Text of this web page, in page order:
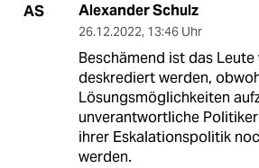
AS Alexander Schulz
26.12.2022, 13:46 Uhr
Beschämend ist das
deskrediert werden,
Lösungsmöglichkeiten
unverantwortliche
ihrer Eskalationspolitik
werden.